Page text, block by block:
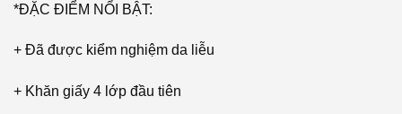
*ĐẶC ĐIỂM NỔI BẬT:
+ Đã được kiểm nghiệm da liễu
+ Khăn giấy 4 lớp đầu tiên